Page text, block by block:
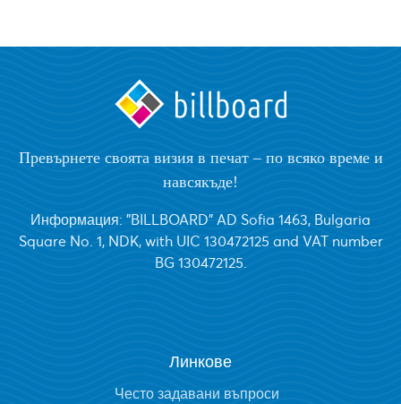
Превърнете своята визия в печат – по всяко време и
навсякъде!
Информация: "BILLBOARD" AD Sofia 1463, Bulgaria
Square No. 1, NDK, with UIC 130472125 and VAT number
BG 130472125.
Линкове
Често задавани въпроси